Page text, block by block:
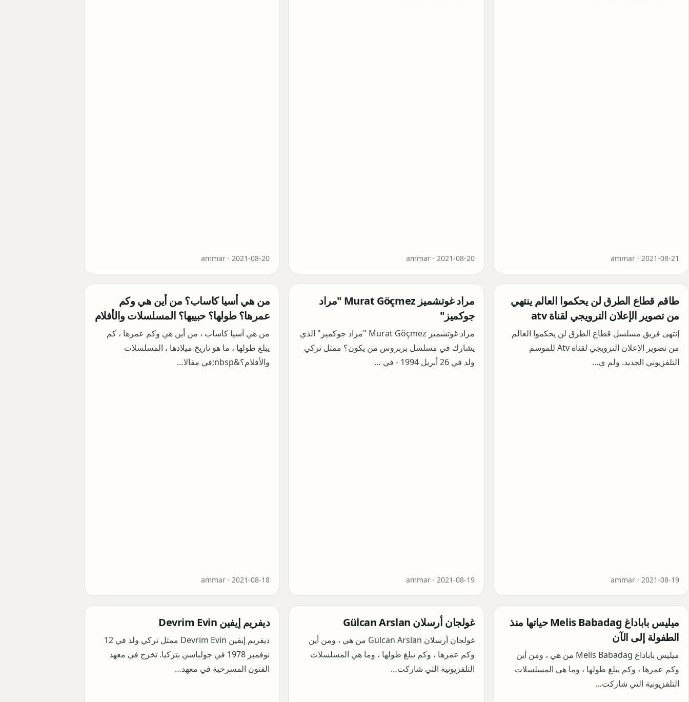
ammar · 2021-08-21
ammar · 2021-08-20
ammar · 2021-08-20
طاقم قطاع الطرق لن يحكموا العالم ينتهي
من تصوير الإعلان الترويجي لقناة atv
إنتهى فريق مسلسل قطاع الطرق لن يحكموا العالم
من تصوير الإعلان الترويجي لقناة Atv للموسم
التلفزيوني الجديد. ولم ي…
ammar · 2021-08-19
مراد غوتشميز Murat Göçmez "مراد
جوكميز"
مراد غوتشميز Murat Göçmez "مراد جوكميز" الذي
يشارك في مسلسل بربروس من يكون؟ ممثل تركي
ولد في 26 أبريل 1994 - في …
ammar · 2021-08-19
من هي أسيا كاساب؟ من أين هي وكم
عمرها؟ طولها؟ حبيبها؟ المسلسلات والأفلام
من هي آسيا كاساب ، من أين هي وكم عمرها ، كم
يبلغ طولها ، ما هو تاريخ ميلادها ، المسلسلات
والأفلام؟&nbsp;في مقالا…
ammar · 2021-08-18
ميليس باباداغ Melis Babadag حياتها منذ
الطفولة إلى الآن
ميليس باباداغ Melis Babadag من هي ، ومن أين
وكم عمرها ، وكم يبلغ طولها ، وما هي المسلسلات
التلفزيونية التي شاركت…
غولجان أرسلان Gülcan Arslan
غولجان أرسلان Gülcan Arslan من هي ، ومن أين
وكم عمرها ، وكم يبلغ طولها ، وما هي المسلسلات
التلفزيونية التي شاركت…
ديفريم إيفين Devrim Evin
ديفريم إيفين Devrim Evin ممثل تركي ولد في 12
نوفمبر 1978 في جولباسي بتركيا. تخرج في معهد
الفنون المسرحية في معهد…